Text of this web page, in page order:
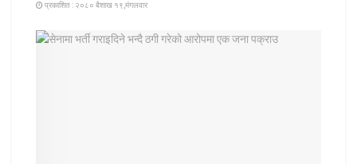
प्रकाशित : २०८० बैशाख १९,मंगलवार